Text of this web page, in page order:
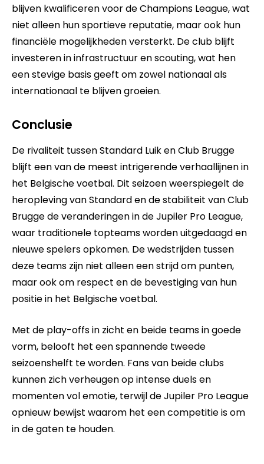
blijven kwalificeren voor de Champions League, wat
niet alleen hun sportieve reputatie, maar ook hun
financiële mogelijkheden versterkt. De club blijft
investeren in infrastructuur en scouting, wat hen
een stevige basis geeft om zowel nationaal als
internationaal te blijven groeien.
Conclusie
De rivaliteit tussen Standard Luik en Club Brugge
blijft een van de meest intrigerende verhaallijnen in
het Belgische voetbal. Dit seizoen weerspiegelt de
heropleving van Standard en de stabiliteit van Club
Brugge de veranderingen in de Jupiler Pro League,
waar traditionele topteams worden uitgedaagd en
nieuwe spelers opkomen. De wedstrijden tussen
deze teams zijn niet alleen een strijd om punten,
maar ook om respect en de bevestiging van hun
positie in het Belgische voetbal.
Met de play-offs in zicht en beide teams in goede
vorm, belooft het een spannende tweede
seizoenshelft te worden. Fans van beide clubs
kunnen zich verheugen op intense duels en
momenten vol emotie, terwijl de Jupiler Pro League
opnieuw bewijst waarom het een competitie is om
in de gaten te houden.